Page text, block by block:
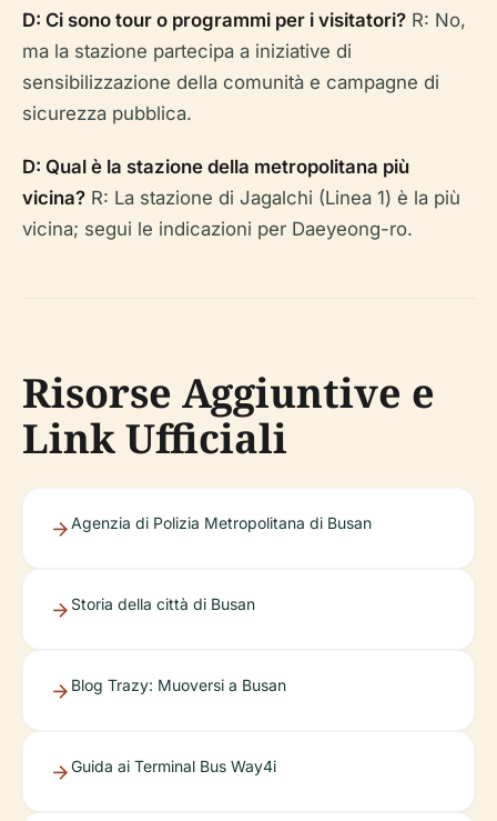
D: Ci sono tour o programmi per i visitatori? R: No,
ma la stazione partecipa a iniziative di
sensibilizzazione della comunità e campagne di
sicurezza pubblica.
D: Qual è la stazione della metropolitana più
vicina? R: La stazione di Jagalchi (Linea 1) è la più
vicina; segui le indicazioni per Daeyeong-ro.
Risorse Aggiuntive e
Link Ufficiali
Agenzia di Polizia Metropolitana di Busan
Storia della città di Busan
Blog Trazy: Muoversi a Busan
Guida ai Terminal Bus Way4i